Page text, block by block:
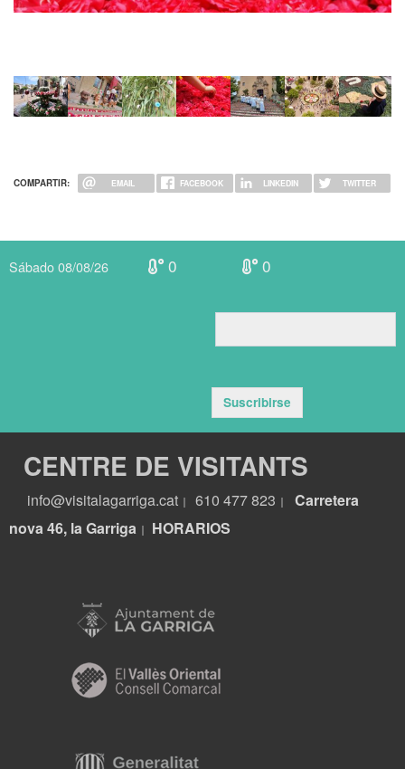
COMPARTIR: EMAIL FACEBOOK LINKEDIN TWITTER
Sábado 08/08/26 0 0
Suscribirse
CENTRE DE VISITANTS
info@visitalagarriga.cat 610 477 823
Carretera
nova 46, la Garriga
HORARIOS